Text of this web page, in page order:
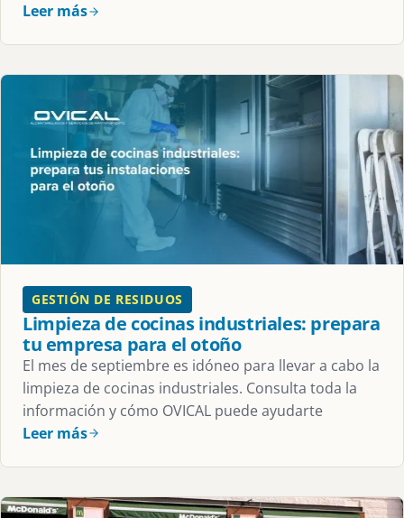
Leer más
GESTIÓN DE RESIDUOS
Limpieza de cocinas industriales: prepara
tu empresa para el otoño
El mes de septiembre es idóneo para llevar a cabo la
limpieza de cocinas industriales. Consulta toda la
información y cómo OVICAL puede ayudarte
Leer más